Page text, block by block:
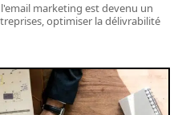
marketing est devenu un
optimiser la délivrabilité